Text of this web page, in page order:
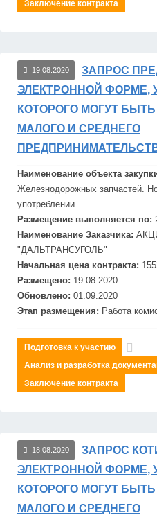
Заключение контракта
19.08.2020
ЗАПРОС
ЭЛЕКТРОННОЙ ФОРМЕ,
КОТОРОГО МОГУТ
МАЛОГО И СРЕДНЕГО
Наименование объекта
Железнодорожных запчастей.
употреблении.
Размещение выполняется по:
Наименование Заказчика:
"ДАЛЬТРАНСУГОЛЬ"
Начальная цена контракта:
Размещено: 19.08.2020
Обновлено: 01.09.2020
Этап размещения: Работа
Подготовка к участию
Анализ и разработка
Заключение контракта
18.08.2020
ЗАПРОС
ЭЛЕКТРОННОЙ ФОРМЕ,
КОТОРОГО МОГУТ
МАЛОГО И СРЕДНЕГО